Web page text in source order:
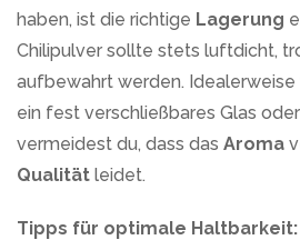
haben, ist die richtige Lagerung
Chilipulver sollte stets luftdicht,
aufbewahrt werden.
ein fest verschließbares Glas
vermeidest du, dass das Aroma
Qualität leidet.
Tipps für optimale Haltbarkeit: